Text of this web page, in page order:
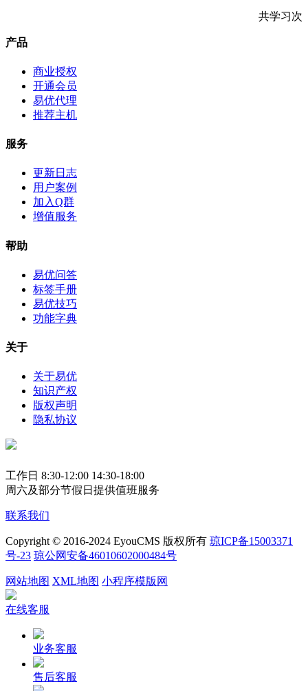
共学习次
产品
商业授权
开通会员
易优代理
推荐主机
服务
更新日志
用户案例
加入Q群
增值服务
帮助
易优问答
标签手册
易优技巧
功能字典
关于
关于易优
知识产权
版权声明
隐私协议
工作日 8:30-12:00 14:30-18:00
周六及部分节假日提供值班服务
联系我们
Copyright © 2016-2024 EyouCMS 版权所有 琼ICP备15003371
号-23 琼公网安备46010602000484号
网站地图 XML地图 小程序模版网
在线客服
业务客服
售后客服